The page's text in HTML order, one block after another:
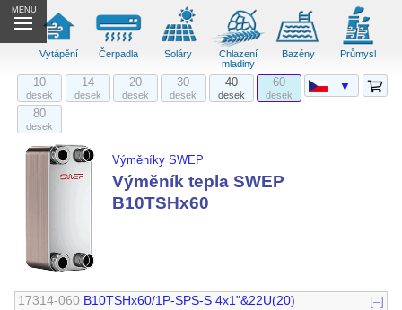
MENU
Vytápění Čerpadla Soláry
Chlazení
mladiny
Bazény Průmysl
10
desek
14
desek
20
desek
30
desek
40
desek
60
desek
80
desek
Výměníky SWEP
Výměník tepla SWEP
B10TSHx60
17314-060 B10TSHx60/1P-SPS-S 4x1"&22U(20)
[–]
▼